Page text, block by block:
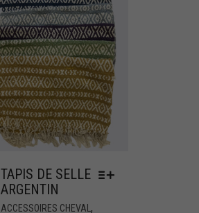
TAPIS DE SELLE
ARGENTIN
ACCESSOIRES CHEVAL ,